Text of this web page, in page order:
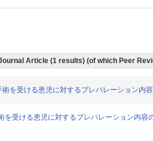
Article (1 results) (of which Peer
術を受ける患児に対するプレパレーション
を受ける患児に対するプレパレーション内